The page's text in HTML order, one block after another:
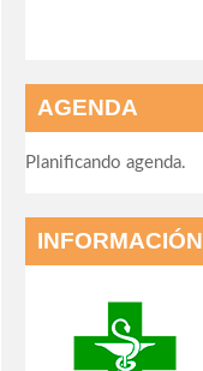
AGENDA
Planificando agenda.
INFORMACIÓN